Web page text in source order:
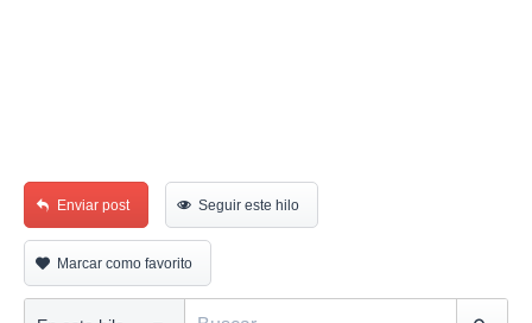
Enviar post Seguir este hilo
Marcar como favorito